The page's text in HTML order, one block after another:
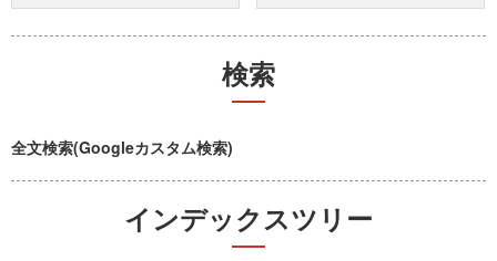
検索
全文検索(Googleカスタム検索)
インデックスツリー